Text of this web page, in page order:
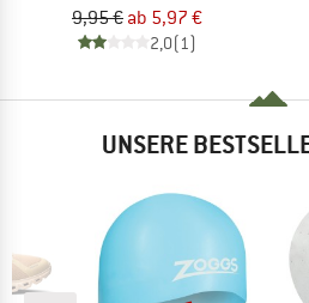
9,95 € ab 5,97 €
2,0(1)
UNSERE